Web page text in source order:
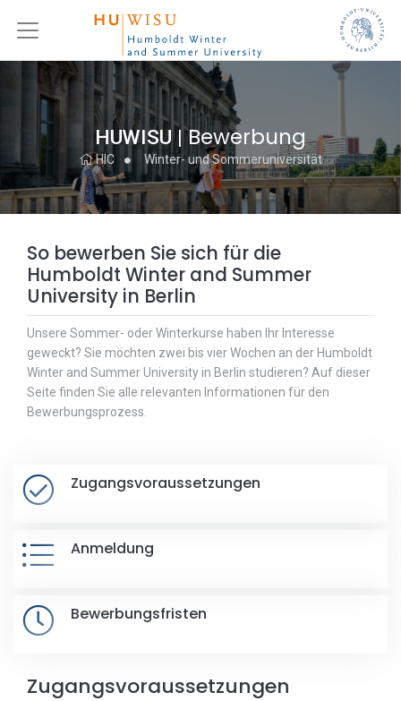
HUWISU |Bewerbung
HIC Winter- und Sommeruniversität
So bewerben Sie sich für die
Humboldt Winter and Summer
University in Berlin
Unsere Sommer- oder Winterkurse haben Ihr Interesse
geweckt? Sie möchten zwei bis vier Wochen an der Humboldt
Winter and Summer University in Berlin studieren? Auf dieser
Seite finden Sie alle relevanten Informationen für den
Bewerbungsprozess.
Zugangsvoraussetzungen
Anmeldung
Bewerbungsfristen
Zugangsvoraussetzungen